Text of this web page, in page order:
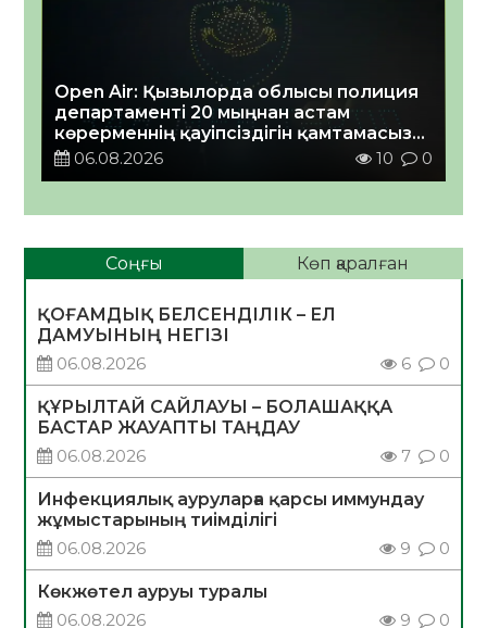
Open Air: Қызылорда облысы полиция
департаменті 20 мыңнан астам
көрерменнің қауіпсіздігін қамтамасыз
етті06.08.2026 10 0
Соңғы Көп қаралған
ҚОҒАМДЫҚ БЕЛСЕНДІЛІК – ЕЛ
ДАМУЫНЫҢ НЕГІЗІ
06.08.2026
6 0
ҚҰРЫЛТАЙ САЙЛАУЫ – БОЛАШАҚҚА
БАСТАР ЖАУАПТЫ ТАҢДАУ
06.08.2026
7 0
Инфекциялық ауруларға қарсы иммундау
жұмыстарының тиімділігі
06.08.2026
9 0
Көкжөтел ауруы туралы
06.08.2026
9 0